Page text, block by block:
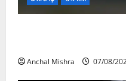
Anchal Mishra 07/08/